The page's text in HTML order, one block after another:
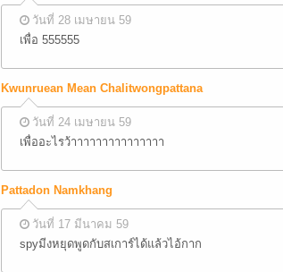
วันที่ 28 เมษายน 59
เพื่อ 555555
Kwunruean Mean Chalitwongpattana
วันที่ 24 เมษายน 59
เพื่ออะไรว้าาาาาาาาาาาาาาา
Pattadon Namkhang
วันที่ 17 มีนาคม 59
spyมีงหยุดพูดกับสเการ์ได้แล้วไอ้กาก